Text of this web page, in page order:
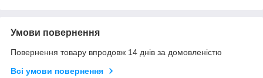
Умови повернення
Повернення товару впродовж 14 днів за домовленістю
Всі умови повернення